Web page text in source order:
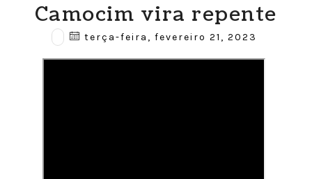
Camocim vira repente
terça-feira, fevereiro 21, 2023